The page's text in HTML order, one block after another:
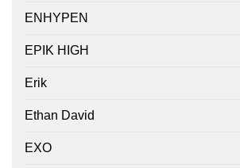
ENHYPEN
EPIK HIGH
Erik
Ethan David
EXO